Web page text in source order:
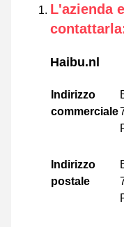
L'azienda
contattarla
Haibu.nl
Indirizzo
commerciale
Indirizzo
postale